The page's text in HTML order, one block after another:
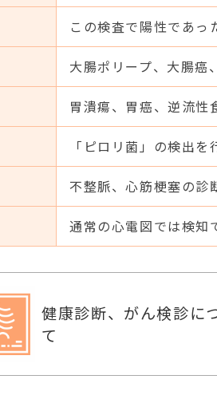
この検査で陽性であ
大腸ポリープ、大腸癌
胃潰瘍、胃癌、逆流性
「ピロリ菌」の検出を
不整脈、心筋梗塞の診
通常の心電図では検知
健康診断、がん検診に
て